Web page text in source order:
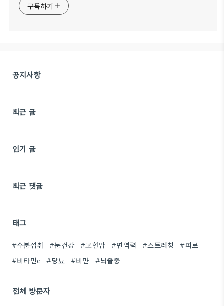
구독하기
공지사항
최근 글
인기 글
최근 댓글
태그
#수분섭취 #눈건강 #고혈압 #면역력 #스트레칭
#피로
#비타민c
#당뇨 #비만 #뇌졸중
전체 방문자